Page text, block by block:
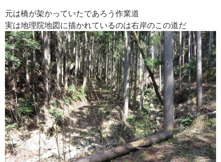
元は橋が架かっていたであろう作業道
実は地理院地図に描かれているのは右岸のこの道だ